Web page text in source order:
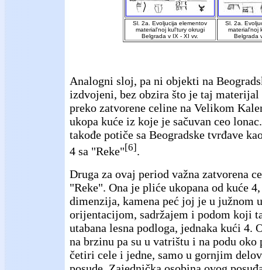
Sl. 2a. Еvoljuciја еlementov
material'noj kul'tury okrugi
Belgrada v IX - XI vv.
Sl. 2a.
material'noj
Belgrada
Analogni sloj, pa ni objekti na
izdvojeni, bez obzira što je taj materijal
preko zatvorene celine na Velikom
ukopa kuće iz koje je sačuvan ceo
takođe potiče sa Beogradske tvrđave
4 sa "Reke"[6].
Druga za ovaj period važna zatvorena
"Reke". Ona je pliće ukopana od kuće
dimenzija, kamena peć joj je u južnom
orijentacijom, sadržajem i podom koji
utabana lesna podloga, jednaka kući 4.
na brzinu pa su u vatrištu i na podu
četiri cele i jedne, samo u gornjim